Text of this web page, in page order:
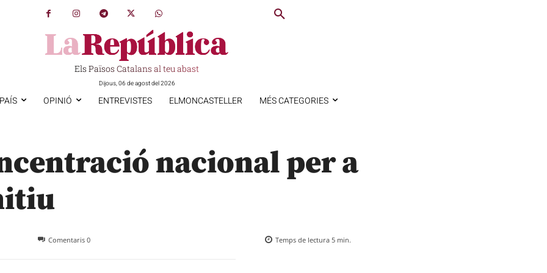
Els Països Catalans al teu abast
Dijous, 06 de agost del 2026
OPINIÓ ENTREVISTES ELMONCASTELLER MÉS CATEGORIES
nacional per a
Comentaris 0 Temps de lectura 5 min.